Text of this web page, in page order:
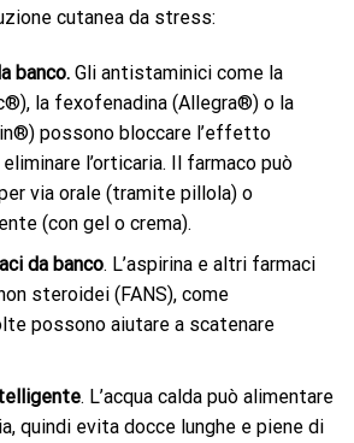
cutanea da stress:
banco. Gli antistaminici come la
la fexofenadina (Allegra®) o la
possono bloccare l’effetto
l’orticaria. Il farmaco può
via orale (tramite pillola) o
(con gel o crema).
da banco. L’aspirina e altri farmaci
steroidei (FANS), come
possono aiutare a scatenare
. L’acqua calda può alimentare
quindi evita docce lunghe e piene di